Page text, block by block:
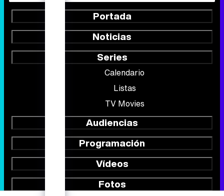
Portada
Noticias
Series
Calendario
Listas
TV Movies
Audiencias
Programación
Vídeos
Fotos